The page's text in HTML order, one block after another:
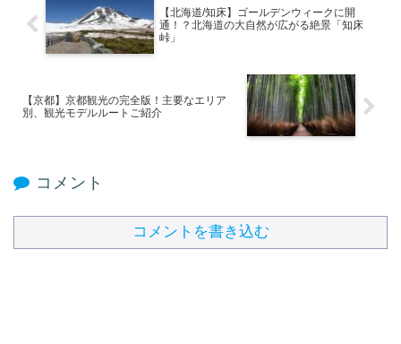
【北海道/知床】ゴールデンウィークに開
通！？北海道の大自然が広がる絶景「知床
峠」
【京都】京都観光の完全版！主要なエリア
別、観光モデルルートご紹介
コメント
コメントを書き込む